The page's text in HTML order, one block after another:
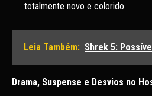
totalmente novo e colorido.
Leia Também: Shrek 5:
Drama, Suspense e Desvios no